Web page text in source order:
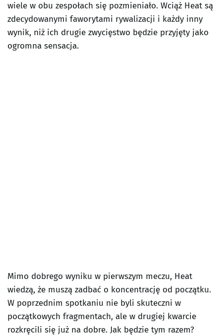
wiele w obu zespołach się pozmieniało. Wciąż Heat są
zdecydowanymi faworytami rywalizacji i każdy inny
wynik, niż ich drugie zwycięstwo będzie przyjęty jako
ogromna sensacja.
Mimo dobrego wyniku w pierwszym meczu, Heat
wiedzą, że muszą zadbać o koncentrację od początku.
W poprzednim spotkaniu nie byli skuteczni w
początkowych fragmentach, ale w drugiej kwarcie
rozkręcili się już na dobre. Jak będzie tym razem?